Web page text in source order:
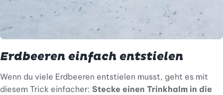
Erdbeeren einfach entstielen
Wenn du viele Erdbeeren entstielen musst, geht es mit
diesem Trick einfacher: Stecke einen Trinkhalm in die